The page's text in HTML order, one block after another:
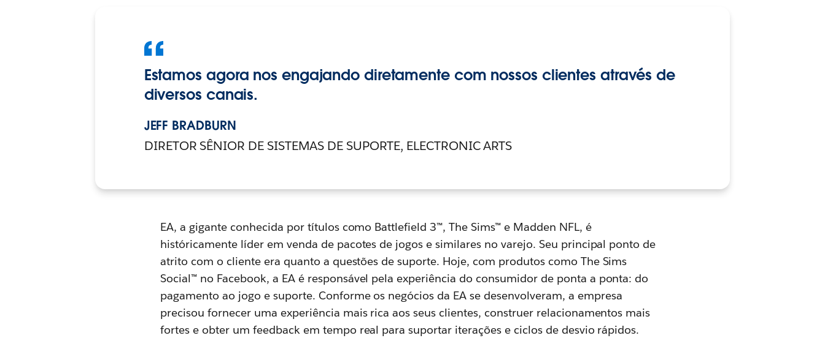
Estamos agora nos engajando diretamente com nossos clientes através de
diversos canais.
JEFF BRADBURN
DIRETOR SÊNIOR DE SISTEMAS DE SUPORTE, ELECTRONIC ARTS
EA, a gigante conhecida por títulos como Battlefield 3™, The Sims™ e Madden NFL, é
históricamente líder em venda de pacotes de jogos e similares no varejo. Seu principal ponto de
atrito com o cliente era quanto a questões de suporte. Hoje, com produtos como The Sims
Social™ no Facebook, a EA é responsável pela experiência do consumidor de ponta a ponta: do
pagamento ao jogo e suporte. Conforme os negócios da EA se desenvolveram, a empresa
precisou fornecer uma experiência mais rica aos seus clientes, construer relacionamentos mais
fortes e obter um feedback em tempo real para suportar iterações e ciclos de desvio rápidos.